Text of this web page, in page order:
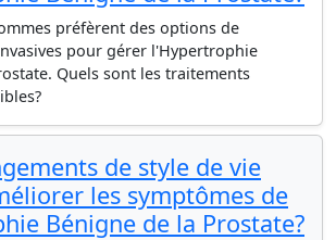
préfèrent des options de
pour gérer l'Hypertrophie
Quels sont les traitements
de style de vie
les symptômes de
Bénigne de la Prostate?